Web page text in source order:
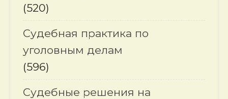
(520)
Судебная практика по
уголовным делам
(596)
Судебные решения на